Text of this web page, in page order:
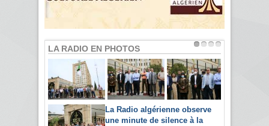
LA RADIO EN PHOTOS
La Radio algérienne observe
une minute de silence à la